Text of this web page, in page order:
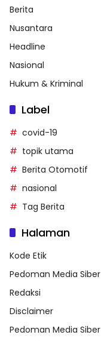
Berita
Nusantara
Headline
Nasional
Hukum & Kriminal
Label
covid-19
topik utama
Berita Otomotif
nasional
Tag Berita
Halaman
Kode Etik
Pedoman Media Siber
Redaksi
Disclaimer
Pedoman Media Siber